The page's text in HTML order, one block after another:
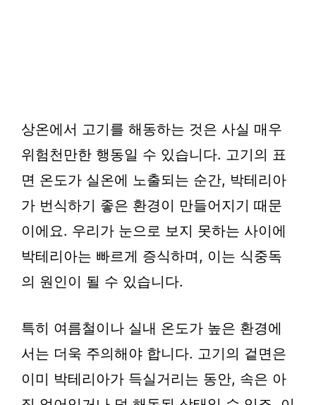
상온에서 고기를 해동하는 것은 사실 매우
위험천만한 행동일 수 있습니다. 고기의 표
면 온도가 실온에 노출되는 순간, 박테리아
가 번식하기 좋은 환경이 만들어지기 때문
이에요. 우리가 눈으로 보지 못하는 사이에
박테리아는 빠르게 증식하며, 이는 식중독
의 원인이 될 수 있습니다.
특히 여름철이나 실내 온도가 높은 환경에
서는 더욱 주의해야 합니다. 고기의 겉면은
이미 박테리아가 득실거리는 동안, 속은 아